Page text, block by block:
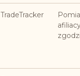
TradeTracker